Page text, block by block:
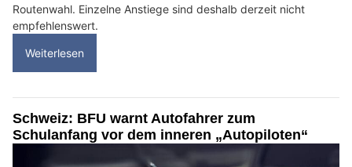
Routenwahl. Einzelne Anstiege sind deshalb derzeit nicht
empfehlenswert.
Weiterlesen
Schweiz: BFU warnt Autofahrer zum
Schulanfang vor dem inneren „Autopiloten“